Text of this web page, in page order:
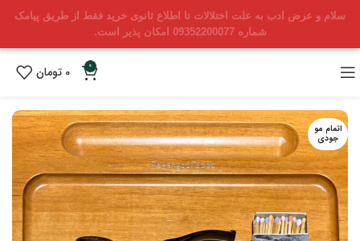
سلام و عرض ادب به علت اختلالات تا اطلاع ثانوی خرید فقط از طریق پیامک
شماره 09352200077 امکان پذیر است.
0
0 تومان
اتمام مو
جودی